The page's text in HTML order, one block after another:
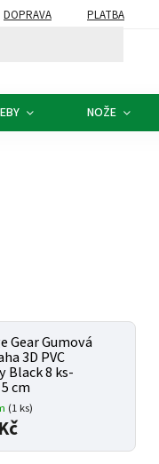
DOPRAVA PLATBA
NOŽE
Gear Gumová
3D PVC
Black 8 ks-
cm
(1 ks)